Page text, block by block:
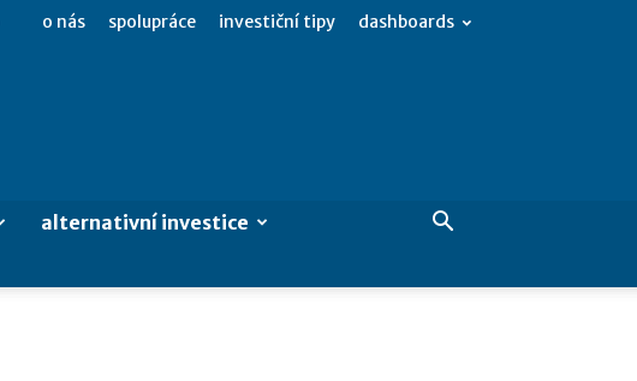
o nás spolupráce investiční tipy dashboards
alternativní investice